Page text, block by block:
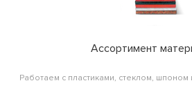
Ассортимент
Работаем с пластиками, стеклом, шпоном